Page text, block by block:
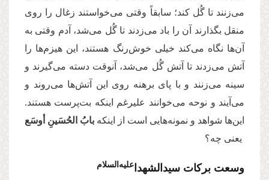
می‌زنند تا گُل کند؛ سابقاً وقتی می‌خواستند زغال را روی
منقل بگذارند آن را باد می‌زدند تا گُل می‌شد، آدم وقتی به
آن‌ها نگاه می‌کند خیلی خوش‌رنگ هستند، این هیزم‌ها را
آتش می‌زدند تا آتش گُل می‌شد، آنوقت دسته می‌گیرند و
سینه می‌زنند و با پای برهنه روی این آتش‌ها می‌روند و
می‌آیند و نوحه می‌خوانند علیرغم اینکه بت‌پرست هستند.
این‌ها شواهد و نمونه‌هایی است از اینکه بابُ الحُسَینِ أوسَع
‌ یعنی چه؟
وسعت برکات سیدالشهدا‌‌علیه‌‌السلام